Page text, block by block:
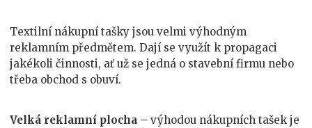
tašky
Textilní nákupní tašky jsou velmi výhodným
reklamním předmětem. Dají se využít k propagaci
jakékoli činnosti, ať už se jedná o stavební firmu nebo
třeba obchod s obuví.
Velká reklamní plocha – výhodou nákupních tašek je